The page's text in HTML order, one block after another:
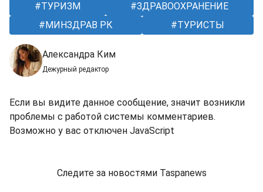
ТУРИЗМ
ЗДРАВООХРАНЕНИЕ
МИНЗДРАВ РК
ТУРИСТЫ
Александра Ким
Дежурный редактор
Если вы видите данное сообщение, значит возникли
проблемы с работой системы комментариев.
Возможно у вас отключен JavaScript
Следите за новостями Taspanews